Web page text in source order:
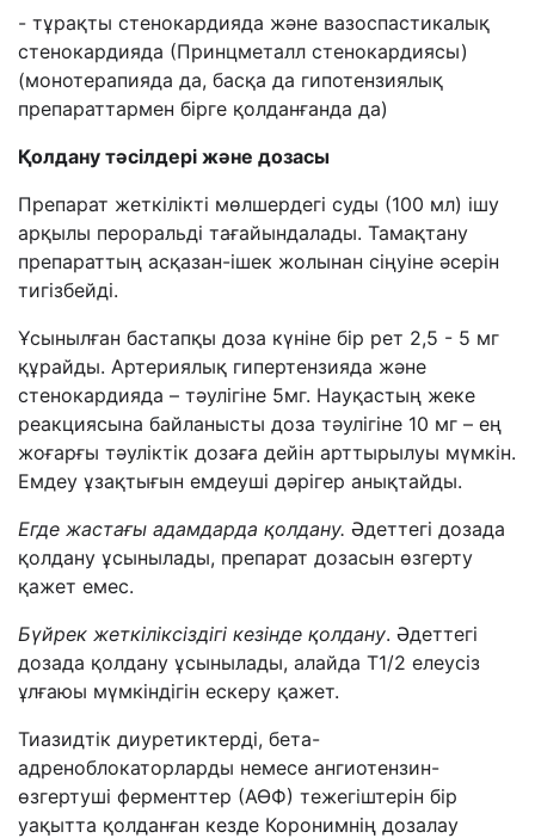
- тұрақты стенокардияда және вазоспастикалық
стенокардияда (Принцметалл стенокардиясы)
(монотерапияда да, басқа да гипотензиялық
препараттармен бірге қолданғанда да)
Қолдану тәсілдері және дозасы
Препарат жеткілікті мөлшердегі суды (100 мл) ішу
арқылы пероральді тағайындалады. Тамақтану
препараттың асқазан-ішек жолынан сіңуіне әсерін
тигізбейді.
Ұсынылған бастапқы доза күніне бір рет 2,5 - 5 мг
құрайды. Артериялық гипертензияда және
стенокардияда – тәулігіне 5мг. Науқастың жеке
реакциясына байланысты доза тәулігіне 10 мг – ең
жоғарғы тәуліктік дозаға дейін арттырылуы мүмкін.
Емдеу ұзақтығын емдеуші дәрігер анықтайды.
Егде жастағы адамдарда қолдану. Әдеттегі дозада
қолдану ұсынылады, препарат дозасын өзгерту
қажет емес.
Бүйрек жеткіліксіздігі кезінде қолдану. Әдеттегі
дозада қолдану ұсынылады, алайда Т1/2 елеусіз
ұлғаюы мүмкіндігін ескеру қажет.
Тиазидтік диуретиктерді, бета-
адреноблокаторларды немесе ангиотензин-
өзгертуші ферменттер (АӨФ) тежегіштерін бір
уақытта қолданған кезде Коронимнің дозалау